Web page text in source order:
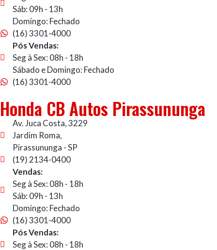
Sáb: 09h - 13h
Domingo: Fechado
(16) 3301-4000
Pós Vendas:
Seg à Sex: 08h - 18h
Sábado e Domingo: Fechado
(16) 3301-4000
Honda CB Autos Pirassununga
Av. Juca Costa, 3229
Jardim Roma,
Pirassununga - SP
(19) 2134-0400
Vendas:
Seg à Sex: 08h - 18h
Sáb: 09h - 13h
Domingo: Fechado
(16) 3301-4000
Pós Vendas:
Seg à Sex: 08h - 18h